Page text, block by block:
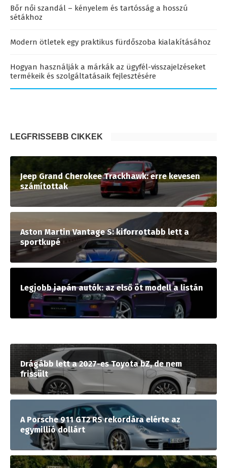
Bőr női szandál – kényelem és tartósság a hosszú
sétákhoz
Modern ötletek egy praktikus fürdőszoba kialakításához
Hogyan használják a márkák az ügyfél-visszajelzéseket
termékeik és szolgáltatásaik fejlesztésére
LEGFRISSEBB CIKKEK
Jeep Grand Cherokee Trackhawk: erre kevesen
számítottak
Aston Martin Vantage S: kiforrottabb lett a
sportkupé
Legjobb japán autók: az első öt modell a listán
Drágább lett a 2027-es Toyota bZ, de nem
frissült
A Porsche 911 GT2 RS rekordára elérte az
egymillió dollárt